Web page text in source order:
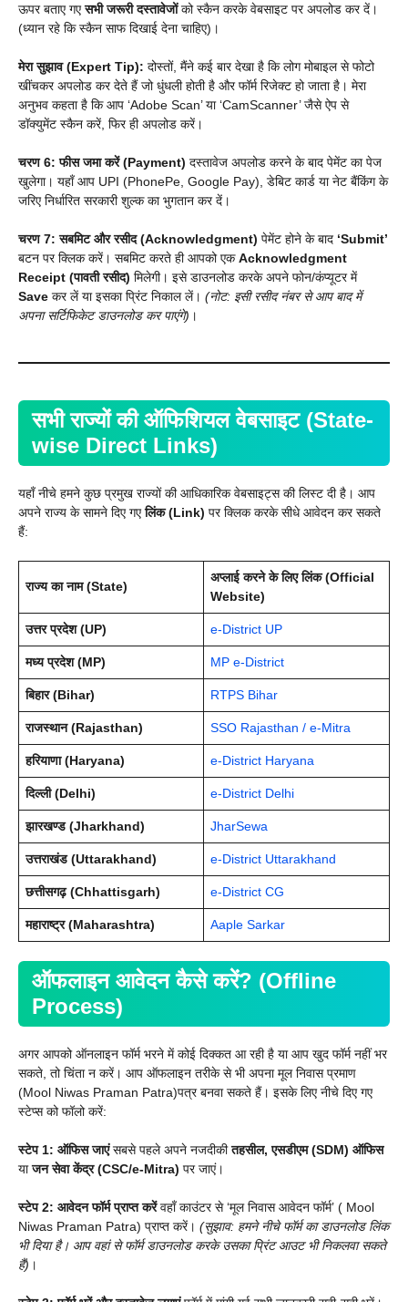
ऊपर बताए गएसभी जरूरी दस्तावेजोंको स्कैन करके वेबसाइट पर अपलोड कर दें।
(ध्यान रहे कि स्कैन साफ दिखाई देना चाहिए)।
मेरा सुझाव (Expert Tip): दोस्तों, मैंने कई बार देखा है कि लोग मोबाइल से फोटो
खींचकर अपलोड कर देते हैं जो धुंधली होती है और फॉर्म रिजेक्ट हो जाता है। मेरा
अनुभव कहता है कि आप ‘Adobe Scan’ या ‘CamScanner’ जैसे ऐप से
डॉक्युमेंट स्कैन करें, फिर ही अपलोड करें।
चरण 6: फीस जमा करें (Payment) दस्तावेज अपलोड करने के बाद पेमेंट का पेज
खुलेगा। यहाँ आप UPI (PhonePe, Google Pay), डेबिट कार्ड या नेट बैंकिंग के
जरिए निर्धारित सरकारी शुल्क का भुगतान कर दें।
चरण 7: सबमिट और रसीद (Acknowledgment) पेमेंट होने के बाद ‘Submit’
बटन पर क्लिक करें। सबमिट करते ही आपको एकAcknowledgment
Receipt (पावती रसीद) मिलेगी। इसे डाउनलोड करके अपने फोन/कंप्यूटर में
Save कर लें या इसका प्रिंट निकाल लें। (नोट: इसी रसीद नंबर से आप बाद में
अपना सर्टिफिकेट डाउनलोड कर पाएंगे) ।
सभी राज्यों की ऑफिशियल वेबसाइट (State-
wise Direct Links)
यहाँ नीचे हमने कुछ प्रमुख राज्यों की आधिकारिक वेबसाइट्स की लिस्ट दी है। आप
अपने राज्य के सामने दिए गएलिंक (Link) पर क्लिक करके सीधे आवेदन कर सकते
हैं:
राज्य का नाम (State)
अप्लाई करने के लिए लिंक (Official
Website)
उत्तर प्रदेश (UP) e-District UP
मध्य प्रदेश (MP) MP e-District
बिहार (Bihar) RTPS Bihar
राजस्थान (Rajasthan) SSO Rajasthan / e-Mitra
हरियाणा (Haryana) e-District Haryana
दिल्ली (Delhi) e-District Delhi
झारखण्ड (Jharkhand) JharSewa
उत्तराखंड (Uttarakhand) e-District Uttarakhand
छत्तीसगढ़ (Chhattisgarh) e-District CG
महाराष्ट्र (Maharashtra) Aaple Sarkar
ऑफलाइन आवेदन कैसे करें? (Offline
Process)
अगर आपको ऑनलाइन फॉर्म भरने में कोई दिक्कत आ रही है या आप खुद फॉर्म नहीं भर
सकते, तो चिंता न करें। आप ऑफलाइन तरीके से भी अपना मूल निवास प्रमाण
(Mool Niwas Praman Patra)पत्र बनवा सकते हैं। इसके लिए नीचे दिए गए
स्टेप्स को फॉलो करें:
स्टेप 1: ऑफिस जाएंसबसे पहले अपने नजदीकीतहसील, एसडीएम (SDM) ऑफिस
याजन सेवा केंद्र (CSC/e-Mitra) पर जाएं।
स्टेप 2: आवेदन फॉर्म प्राप्त करेंवहाँ काउंटर से ‘मूल निवास आवेदन फॉर्म’ ( Mool
Niwas Praman Patra) प्राप्त करें। (सुझाव: हमने नीचे फॉर्म का डाउनलोड लिंक
भी दिया है। आप वहां से फॉर्म डाउनलोड करके उसका प्रिंट आउट भी निकलवा सकते
हैं) ।